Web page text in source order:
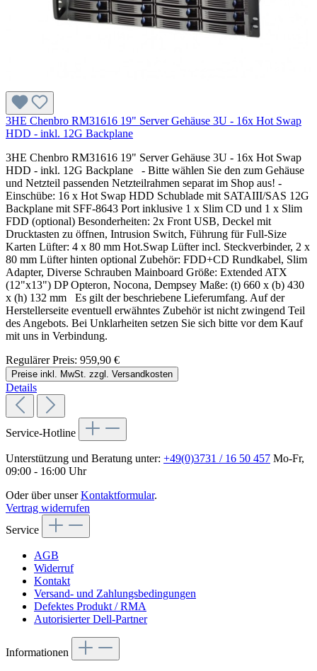
3HE Chenbro RM31616 19" Server Gehäuse 3U - 16x Hot Swap
HDD - inkl. 12G Backplane
3HE Chenbro RM31616 19" Server Gehäuse 3U - 16x Hot Swap
HDD - inkl. 12G Backplane - Bitte wählen Sie den zum Gehäuse
und Netzteil passenden Netzteilrahmen separat im Shop aus! -
Einschübe: 16 x Hot Swap HDD Schublade mit SATAIII/SAS 12G
Backplane mit SFF-8643 Port inklusive 1 x Slim CD und 1 x Slim
FDD (optional) Besonderheiten: 2x Front USB, Deckel mit
Drucktasten zu öffnen, Intrusion Switch, Führung für Full-Size
Karten Lüfter: 4 x 80 mm Hot.Swap Lüfter incl. Steckverbinder, 2 x
80 mm Lüfter hinten optional Zubehör: FDD+CD Rundkabel, Slim
Adapter, Diverse Schrauben Mainboard Größe: Extended ATX
(12"x13") DP Opteron, Nocona, Dempsey Maße: (t) 660 x (b) 430
x (h) 132 mm Es gilt der beschriebene Lieferumfang. Auf der
Herstellerseite eventuell erwähntes Zubehör ist nicht zwingend Teil
des Angebots. Bei Unklarheiten setzen Sie sich bitte vor dem Kauf
mit uns in Verbindung.
Regulärer Preis: 959,90 €
Preise inkl. MwSt. zzgl. Versandkosten
Details
Service-Hotline
Unterstützung und Beratung unter: +49(0)3731 / 16 50 457 Mo-Fr,
09:00 - 16:00 Uhr
Oder über unserKontaktformular.
Vertrag widerrufen
Service
AGB
Widerruf
Kontakt
Versand- und Zahlungsbedingungen
Defektes Produkt / RMA
Autorisierter Dell-Partner
Informationen